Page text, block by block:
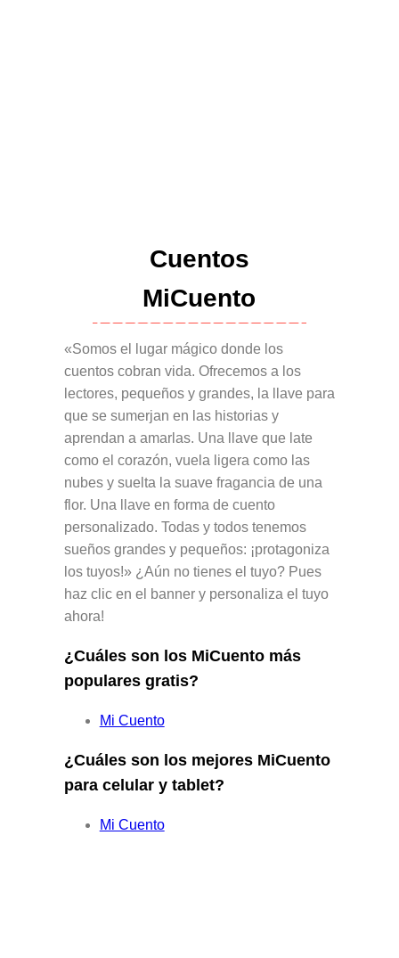
Cuentos
MiCuento
«Somos el lugar mágico donde los
cuentos cobran vida. Ofrecemos a los
lectores, pequeños y grandes, la llave para
que se sumerjan en las historias y
aprendan a amarlas. Una llave que late
como el corazón, vuela ligera como las
nubes y suelta la suave fragancia de una
flor. Una llave en forma de cuento
personalizado. Todas y todos tenemos
sueños grandes y pequeños: ¡protagoniza
los tuyos!» ¿Aún no tienes el tuyo? Pues
haz clic en el banner y personaliza el tuyo
ahora!
¿Cuáles son los MiCuento más
populares gratis?
Mi Cuento
¿Cuáles son los mejores MiCuento
para celular y tablet?
Mi Cuento